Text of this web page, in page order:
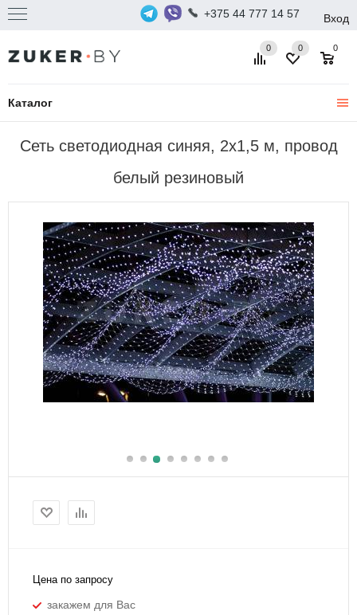
+375 44 777 14 57 Вход
Каталог
0 0
0
Сеть светодиодная синяя, 2x1,5 м, провод
белый резиновый
Цена по запросу
закажем для Вас